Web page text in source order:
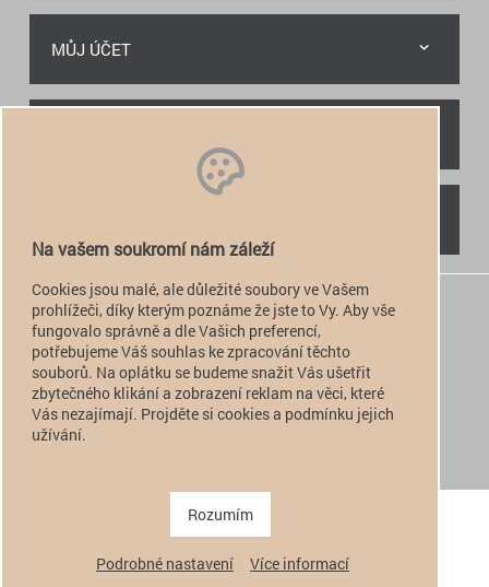
MŮJ ÚČET
 +420 774 949 776
 info@alfatactical.cz
verze pro PC
Na vašem soukromí nám záleží
Cookies jsou malé, ale důležité soubory ve Vašem
prohlížeči, díky kterým poznáme že jste to Vy. Aby vše
fungovalo správně a dle Vašich preferencí,
potřebujeme Váš souhlas ke zpracování těchto
souborů. Na oplátku se budeme snažit Vás ušetřit
zbytečného klikání a zobrazení reklam na věci, které
Vás nezajímají. Projděte si cookies a podmínku jejich
užívání.
Rozumím
Podrobné nastavení Více informací